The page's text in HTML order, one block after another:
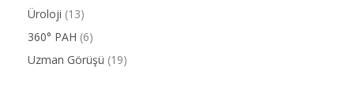
Üroloji (13)
360° PAH (6)
Uzman Görüşü (19)